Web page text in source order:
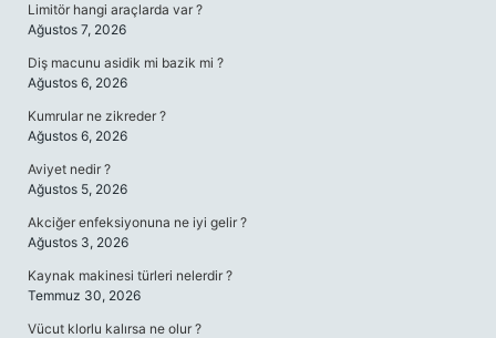
Limitör hangi araçlarda var ?
Ağustos 7, 2026
Diş macunu asidik mi bazik mi ?
Ağustos 6, 2026
Kumrular ne zikreder ?
Ağustos 6, 2026
Aviyet nedir ?
Ağustos 5, 2026
Akciğer enfeksiyonuna ne iyi gelir ?
Ağustos 3, 2026
Kaynak makinesi türleri nelerdir ?
Temmuz 30, 2026
Vücut klorlu kalırsa ne olur ?